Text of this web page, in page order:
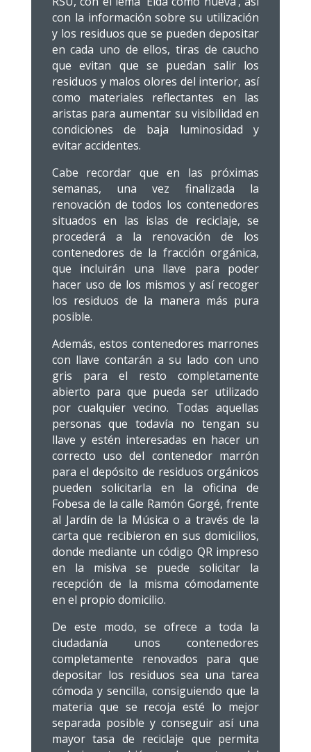
con la información sobre su utilización
y los residuos que se pueden depositar
en cada uno de ellos, tiras de caucho
que evitan que se puedan salir los
residuos y malos olores del interior, así
como materiales reflectantes en las
aristas para aumentar su visibilidad en
condiciones de baja luminosidad y
evitar accidentes.
Cabe recordar que en las próximas
semanas, una vez finalizada la
renovación de todos los contenedores
situados en las islas de reciclaje, se
procederá a la renovación de los
contenedores de la fracción orgánica,
que incluirán una llave para poder
hacer uso de los mismos y así recoger
los residuos de la manera más pura
posible.
Además, estos contenedores marrones
con llave contarán a su lado con uno
gris para el resto completamente
abierto para que pueda ser utilizado
por cualquier vecino. Todas aquellas
personas que todavía no tengan su
llave y estén interesadas en hacer un
correcto uso del contenedor marrón
para el depósito de residuos orgánicos
pueden solicitarla en la oficina de
Fobesa de la calle Ramón Gorgé, frente
al Jardín de la Música o a través de la
carta que recibieron en sus domicilios,
donde mediante un código QR impreso
en la misiva se puede solicitar la
recepción de la misma cómodamente
en el propio domicilio.
De este modo, se ofrece a toda la
ciudadanía unos contenedores
completamente renovados para que
depositar los residuos sea una tarea
cómoda y sencilla, consiguiendo que la
materia que se recoja esté lo mejor
separada posible y conseguir así una
mayor tasa de reciclaje que permita